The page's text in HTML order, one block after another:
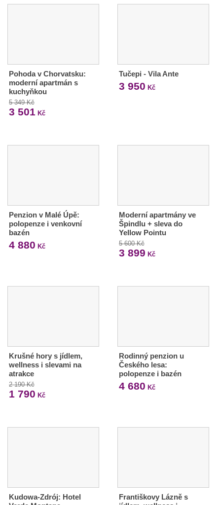
Pohoda v Chorvatsku:
moderní apartmán s
kuchyňkou
5 349 Kč
3 501 Kč
Tučepi - Vila Ante
3 950 Kč
Penzion v Malé Úpě:
polopenze i venkovní
bazén
4 880 Kč
Moderní apartmány ve
Špindlu + sleva do
Yellow Pointu
5 600 Kč
3 899 Kč
Krušné hory s jídlem,
wellness i slevami na
atrakce
2 190 Kč
1 790 Kč
Rodinný penzion u
Českého lesa:
polopenze i bazén
4 680 Kč
Kudowa-Zdrój: Hotel
Františkovy Lázně s